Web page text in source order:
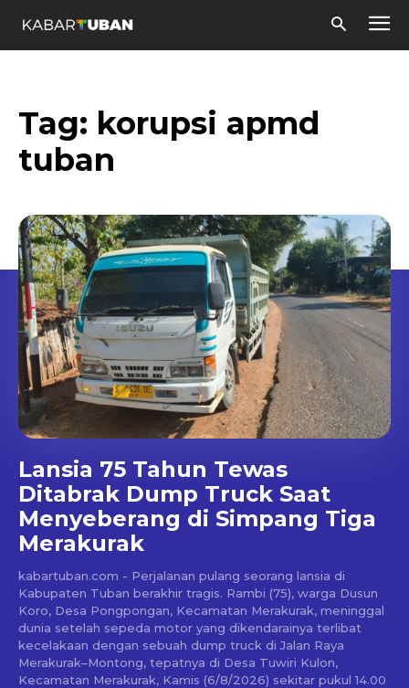
Tag: korupsi apmd
tuban
Lansia 75 Tahun Tewas
Ditabrak Dump Truck Saat
Menyeberang di Simpang Tiga
Merakurak
kabartuban.com - Perjalanan pulang seorang lansia di
Kabupaten Tuban berakhir tragis. Rambi (75), warga Dusun
Koro, Desa Pongpongan, Kecamatan Merakurak, meninggal
dunia setelah sepeda motor yang dikendarainya terlibat
kecelakaan dengan sebuah dump truck di Jalan Raya
Merakurak–Montong, tepatnya di Desa Tuwiri Kulon,
Kecamatan Merakurak, Kamis (6/8/2026) sekitar pukul 14.00